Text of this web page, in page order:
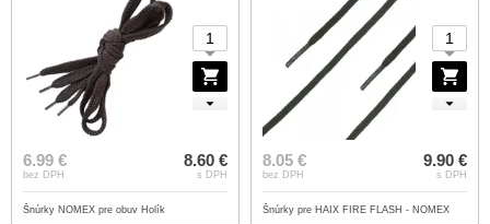
6.99 €
bez DPH
8.60 €
s DPH
Šnúrky NOMEX pre obuv Holík
8.05 €
bez DPH
9.90 €
s DPH
Šnúrky pre HAIX FIRE FLASH - NOMEX